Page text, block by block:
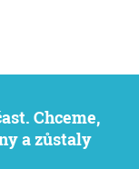
a zůstaly